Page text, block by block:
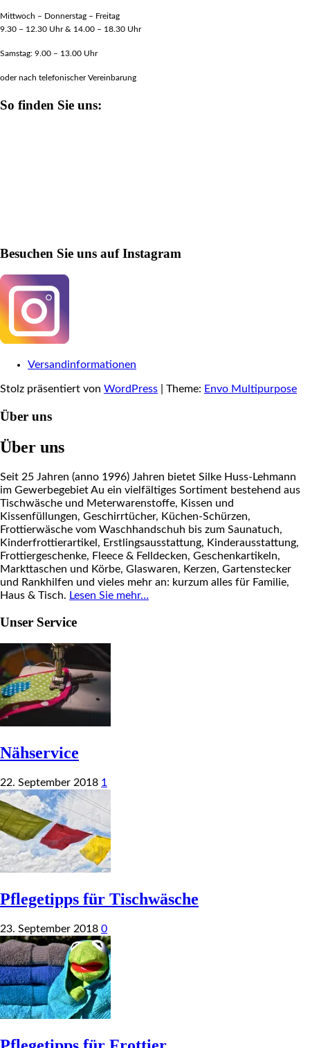
Mittwoch – Donnerstag – Freitag
9.30 – 12.30 Uhr & 14.00 – 18.30 Uhr
Samstag: 9.00 – 13.00 Uhr
oder nach telefonischer Vereinbarung
So finden Sie uns:
Besuchen Sie uns auf Instagram
Versandinformationen
Stolz präsentiert von WordPress Theme: Envo Multipurpose
Über uns
Über uns
Seit 25 Jahren (anno 1996) Jahren bietet Silke Huss-Lehmann
im Gewerbegebiet Au ein vielfältiges Sortiment bestehend aus
Tischwäsche und Meterwarenstoffe, Kissen und
Kissenfüllungen, Geschirrtücher, Küchen-Schürzen,
Frottierwäsche vom Waschhandschuh bis zum Saunatuch,
Kinderfrottierartikel, Erstlingsausstattung, Kinderausstattung,
Frottiergeschenke, Fleece & Felldecken, Geschenkartikeln,
Markttaschen und Körbe, Glaswaren, Kerzen, Gartenstecker
und Rankhilfen und vieles mehr an: kurzum alles für Familie,
Haus & Tisch. Lesen Sie mehr…
Unser Service
Nähservice
22. September 2018 1
Pflegetipps für Tischwäsche
23. September 2018 0